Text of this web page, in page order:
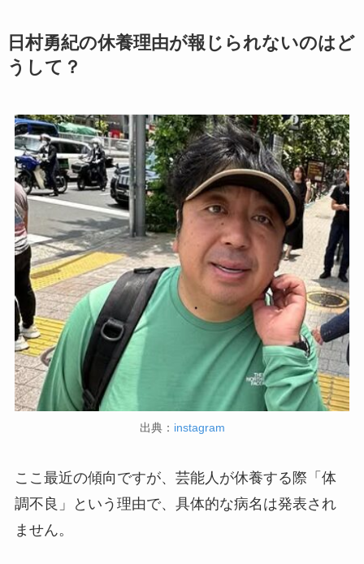
日村勇紀の休養理由が報じられないのはど
うして？
出典： instagram
ここ最近の傾向ですが、芸能人が休養する際「体
調不良」という理由で、具体的な病名は発表され
ません。